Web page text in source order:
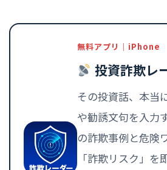
無料アプリ｜iPhone
投資詐欺レ
その投資話、本当
や勧誘文句を入力
の詐欺事例と危険
「詐欺リスク」